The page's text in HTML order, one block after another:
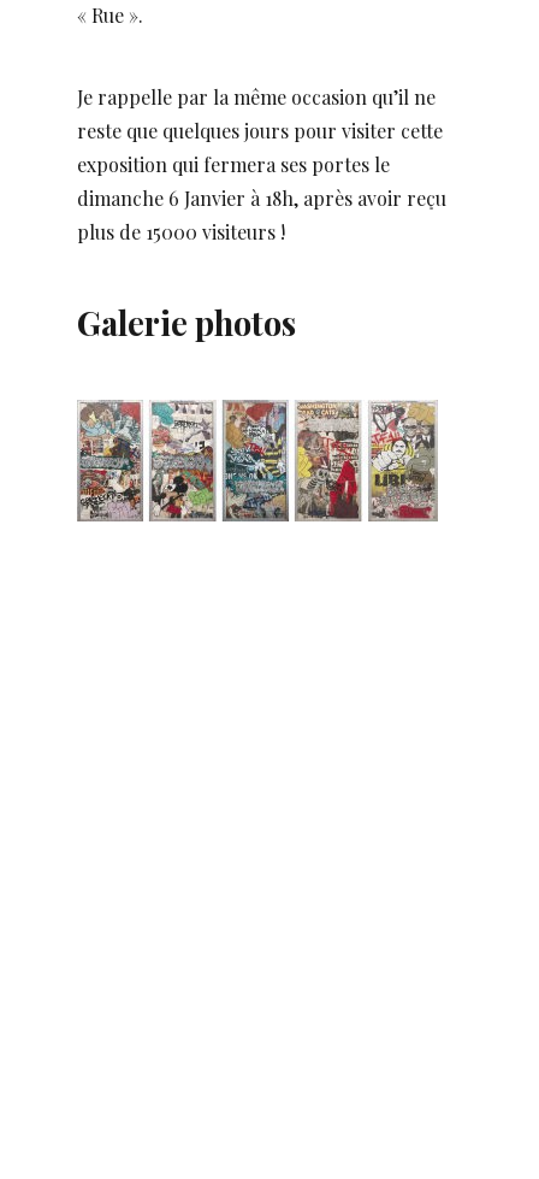
« Rue ».
Je rappelle par la même occasion qu’il ne
reste que quelques jours pour visiter cette
exposition qui fermera ses portes le
dimanche 6 Janvier à 18h, après avoir reçu
plus de 15000 visiteurs !
Galerie photos